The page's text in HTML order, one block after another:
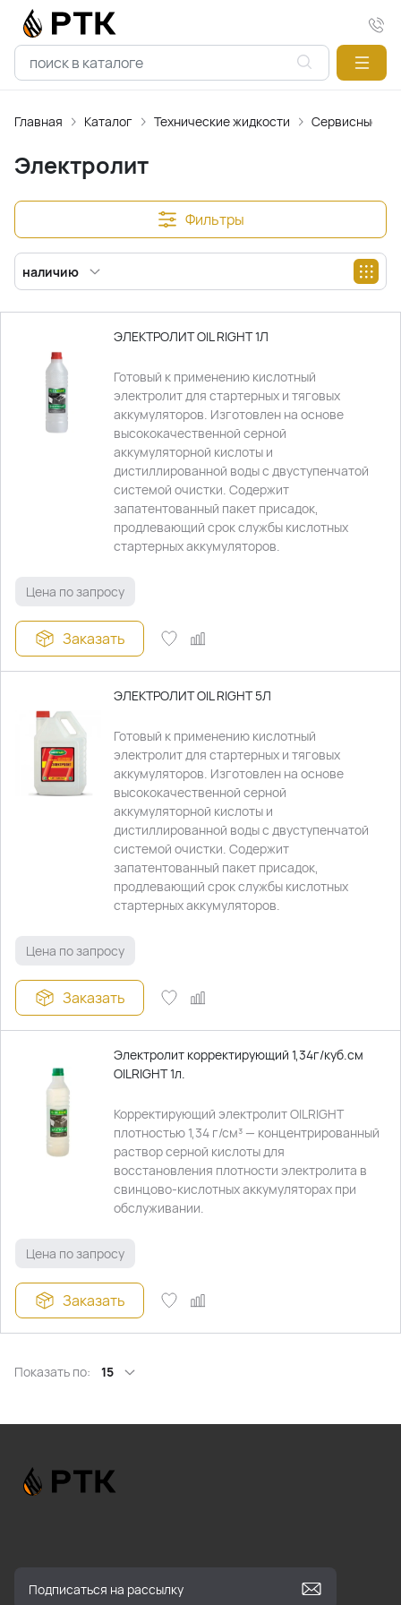
Главная Каталог Технические жидкости Сервисные и
Электролит
Фильтры
наличию
ЭЛЕКТРОЛИТ OIL RIGHT 1Л
Готовый к применению кислотный
электролит для стартерных и тяговых
аккумуляторов. Изготовлен на основе
высококачественной серной
аккумуляторной кислоты и
дистиллированной воды с двуступенчатой
системой очистки. Содержит
запатентованный пакет присадок,
продлевающий срок службы кислотных
стартерных аккумуляторов.
Цена по запросу
Заказать
ЭЛЕКТРОЛИТ OIL RIGHT 5Л
Готовый к применению кислотный
электролит для стартерных и тяговых
аккумуляторов. Изготовлен на основе
высококачественной серной
аккумуляторной кислоты и
дистиллированной воды с двуступенчатой
системой очистки. Содержит
запатентованный пакет присадок,
продлевающий срок службы кислотных
стартерных аккумуляторов.
Цена по запросу
Заказать
Электролит корректирующий 1,34г/куб.см
OILRIGHT 1л.
Корректирующий электролит OILRIGHT
плотностью 1,34 г/см³ — концентрированный
раствор серной кислоты для
восстановления плотности электролита в
свинцово-кислотных аккумуляторах при
обслуживании.
Цена по запросу
Заказать
Показать по: 15